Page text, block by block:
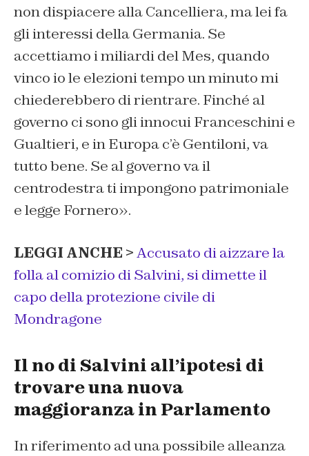
non dispiacere alla Cancelliera, ma lei fa
gli interessi della Germania. Se
accettiamo i miliardi del Mes, quando
vinco io le elezioni tempo un minuto mi
chiederebbero di rientrare. Finché al
governo ci sono gli innocui Franceschini e
Gualtieri, e in Europa c’è Gentiloni, va
tutto bene. Se al governo va il
centrodestra ti impongono patrimoniale
e legge Fornero».
LEGGI ANCHE >Accusato di aizzare la
folla al comizio di Salvini, si dimette il
capo della protezione civile di
Mondragone
Il no di Salvini all’ipotesi di
trovare una nuova
maggioranza in Parlamento
In riferimento ad una possibile alleanza